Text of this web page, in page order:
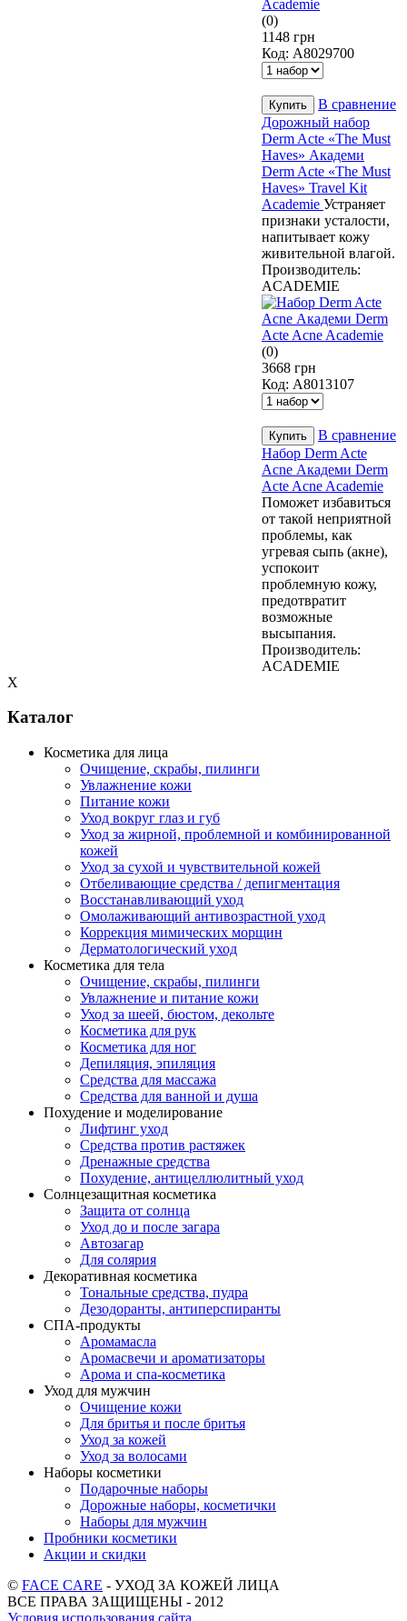
(0)
1148 грн
Код: A8029700
В сравнение
Дорожный набор
Derm Acte «The Must
Haves» Академи
Derm Acte «The Must
Haves» Travel Kit
Academie Устраняет
признаки усталости,
напитывает кожу
живительной влагой.
Производитель:
ACADEMIE
(0)
3668 грн
Код: A8013107
В сравнение
Набор Derm Acte
Acne Академи Derm
Acte Acne Academie
Поможет избавиться
от такой неприятной
проблемы, как
угревая сыпь (акне),
успокоит
проблемную кожу,
предотвратит
возможные
высыпания.
Производитель:
ACADEMIE
X
Каталог
Косметика для лица
Очищение, скрабы, пилинги
Увлажнение кожи
Питание кожи
Уход вокруг глаз и губ
Уход за жирной, проблемной и комбинированной
кожей
Уход за сухой и чувствительной кожей
Отбеливающие средства / депигментация
Восстанавливающий уход
Омолаживающий антивозрастной уход
Коррекция мимических морщин
Дерматологический уход
Косметика для тела
Очищение, скрабы, пилинги
Увлажнение и питание кожи
Уход за шеей, бюстом, декольте
Косметика для рук
Косметика для ног
Депиляция, эпиляция
Средства для массажа
Средства для ванной и душа
Похудение и моделирование
Лифтинг уход
Средства против растяжек
Дренажные средства
Похудение, антицеллюлитный уход
Солнцезащитная косметика
Защита от солнца
Уход до и после загара
Автозагар
Для солярия
Декоративная косметика
Тональные средства, пудра
Дезодоранты, антиперспиранты
СПА-продукты
Аромамасла
Аромасвечи и ароматизаторы
Арома и спа-косметика
Уход для мужчин
Очищение кожи
Для бритья и после бритья
Уход за кожей
Уход за волосами
Наборы косметики
Подарочные наборы
Дорожные наборы, косметички
Наборы для мужчин
Пробники косметики
Акции и скидки
© FACE CARE - УХОД ЗА КОЖЕЙ ЛИЦА
ВСЕ ПРАВА ЗАЩИЩЕНЫ - 2012